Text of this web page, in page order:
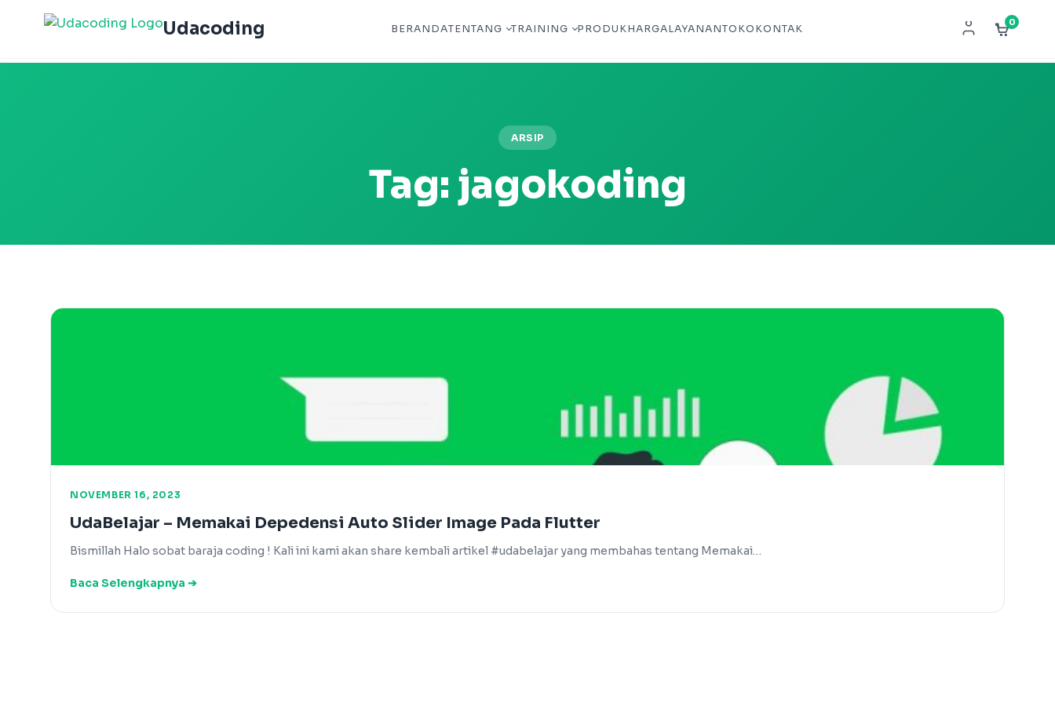
Udacoding BERANDATENTANG TRAINING PRODUKHARGALAYANANTOKOKONTAK
0
ARSIP
Tag: jagokoding
NOVEMBER 16, 2023
UdaBelajar – Memakai Depedensi Auto Slider Image Pada Flutter
Bismillah Halo sobat baraja coding ! Kali ini kami akan share kembali artikel #udabelajar yang membahas tentang Memakai…
Baca Selengkapnya ➔